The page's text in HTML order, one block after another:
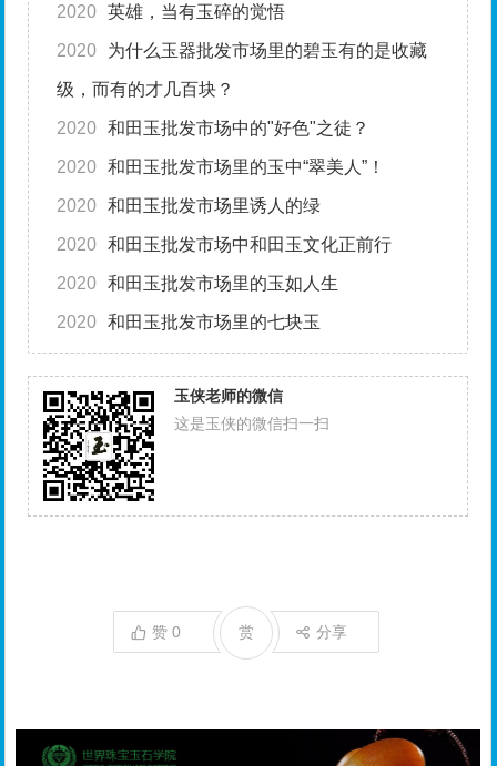
2020 英雄，当有玉碎的觉悟
2020 为什么玉器批发市场里的碧玉有的是收藏
级，而有的才几百块？
2020 和田玉批发市场中的"好色"之徒？
2020 和田玉批发市场里的玉中“翠美人”！
2020 和田玉批发市场里诱人的绿
2020 和田玉批发市场中和田玉文化正前行
2020 和田玉批发市场里的玉如人生
2020 和田玉批发市场里的七块玉
玉侠老师的微信
这是玉侠的微信扫一扫
赞0 分享
赏